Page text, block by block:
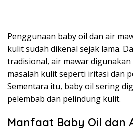
Penggunaan baby oil dan air
kulit sudah dikenal sejak lama.
tradisional, air mawar
masalah kulit seperti iritasi dan
Sementara itu, baby oil sering
pelembab dan pelindung kulit.
Manfaat Baby Oil dan